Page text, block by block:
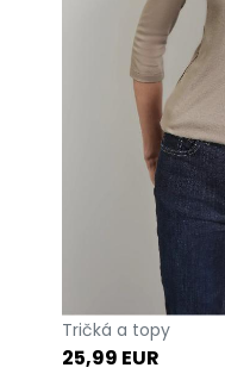
Tričká a topy
25,99 EUR